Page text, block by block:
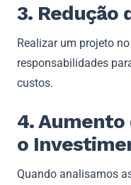
3. Redução
Realizar um projeto
responsabilidades
custos.
4. Aumento
o
Quando analisamos